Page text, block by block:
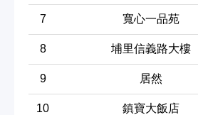
7 寬心一品苑
8 埔里信義路大樓
9 居然
10 鎮寶大飯店